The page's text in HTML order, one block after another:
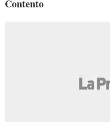
Contento